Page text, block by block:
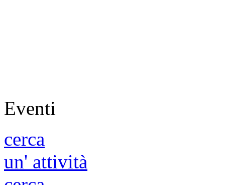
Eventi
cerca
un' attività